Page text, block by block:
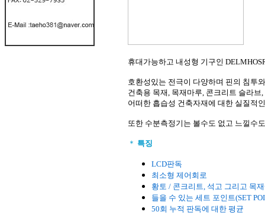
휴대가능하고 내성형 기구인
호환성있는 전극이 다양하며 핀의 침투
건축용 목재, 목재마루, 콘크리트 슬라
어떠한 흡습성 건축자재에 대한 실질적
또한 수분측정기는 볼수도 없고 느낄수
＊ 특징
LCD판독
최소형 제어회로
황토 / 콘크리트, 석고 그리고 목
들을 수 있는 세트 포인트(SET
50회 누적 판독에 대한 평균